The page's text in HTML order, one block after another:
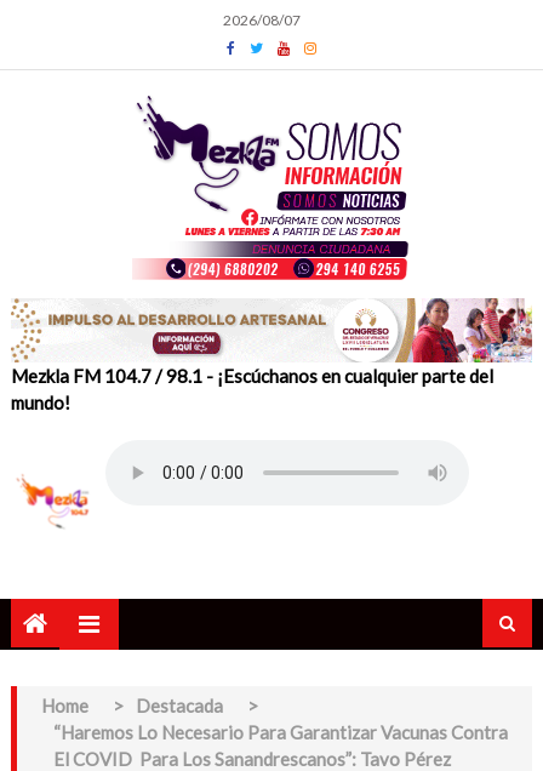
content
2026/08/07
Mezkla FM 104.7 / 98.1 - ¡Escúchanos en cualquier parte del
mundo!
Home > Destacada
>
“Haremos Lo Necesario Para Garantizar Vacunas Contra
El COVID Para Los Sanandrescanos”: Tavo Pérez